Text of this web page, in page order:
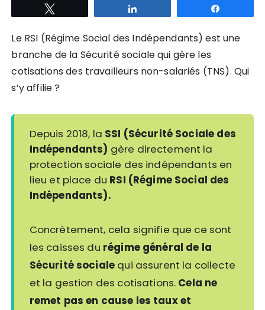
Le RSI (Régime Social des Indépendants) est une
branche de la Sécurité sociale qui gère les
cotisations des travailleurs non-salariés (TNS). Qui
s’y affilie ?
Depuis 2018, la SSI (Sécurité Sociale des
Indépendants) gère directement la
protection sociale des indépendants en
lieu et place du RSI (Régime Social des
Indépendants).
Concrètement, cela signifie que ce sont
les caisses du régime général de la
Sécurité sociale qui assurent la collecte
et la gestion des cotisations. Cela ne
remet pas en cause les taux et